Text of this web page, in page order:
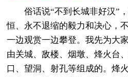
俗话说“不到长城非好汉”，
恒、永不退缩的毅力和决心，
一边观赏一边攀登。我先为大
由关城、敌楼、烟墩、烽火台
口、望洞、射孔等组成的。烽